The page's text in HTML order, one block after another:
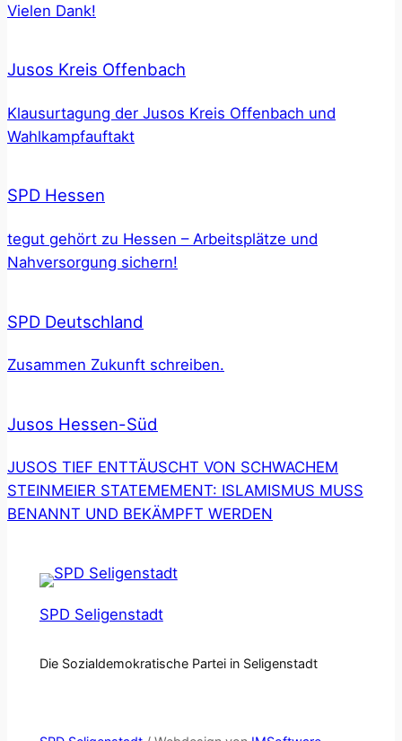
Vielen Dank!
Jusos Kreis Offenbach
Klausurtagung der Jusos Kreis Offenbach und
Wahlkampfauftakt
SPD Hessen
tegut gehört zu Hessen – Arbeitsplätze und
Nahversorgung sichern!
SPD Deutschland
Zusammen Zukunft schreiben.
Jusos Hessen-Süd
JUSOS TIEF ENTTÄUSCHT VON SCHWACHEM
STEINMEIER STATEMEMENT: ISLAMISMUS MUSS
BENANNT UND BEKÄMPFT WERDEN
SPD Seligenstadt
Die Sozialdemokratische Partei in Seligenstadt